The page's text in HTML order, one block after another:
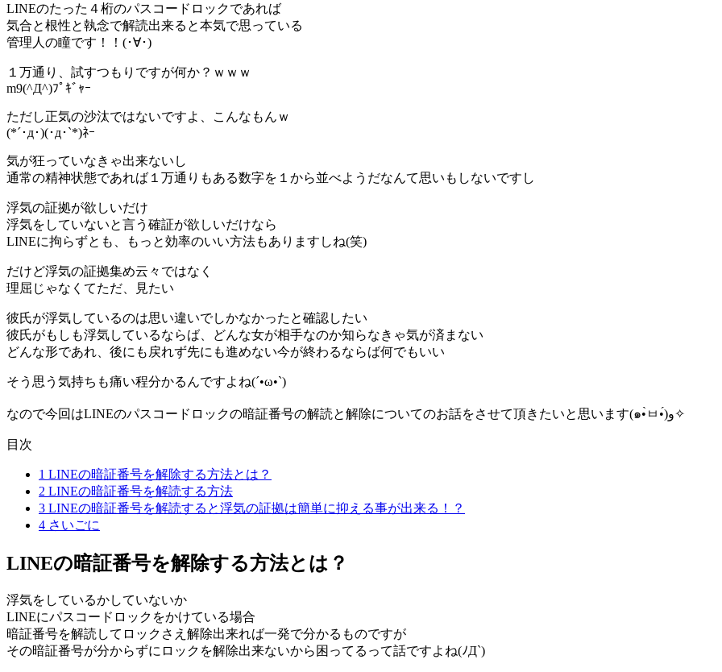
LINEのたった４桁のパスコードロックであれば
気合と根性と執念で解読出来ると本気で思っている
管理人の瞳です！！(･∀･)
１万通り、試すつもりですが何か？ｗｗｗ
m9(^Д^)ﾌﾟｷﾞｬｰ
ただし正気の沙汰ではないですよ、こんなもんｗ
(*´･д･)(･д･`*)ﾈｰ
気が狂っていなきゃ出来ないし
通常の精神状態であれば１万通りもある数字を１から並べようだなんて思いもしないですし
浮気の証拠が欲しいだけ
浮気をしていないと言う確証が欲しいだけなら
LINEに拘らずとも、もっと効率のいい方法もありますしね(笑)
だけど浮気の証拠集め云々ではなく
理屈じゃなくてただ、見たい
彼氏が浮気しているのは思い違いでしかなかったと確認したい
彼氏がもしも浮気しているならば、どんな女が相手なのか知らなきゃ気が済まない
どんな形であれ、後にも戻れず先にも進めない今が終わるならば何でもいい
そう思う気持ちも痛い程分かるんですよね(´•ω•`)
なので今回はLINEのパスコードロックの暗証番号の解読と解除についてのお話をさせて頂きたいと思います(๑•̀ㅂ•́)و✧
目次
1 LINEの暗証番号を解除する方法とは？
2 LINEの暗証番号を解読する方法
3 LINEの暗証番号を解読すると浮気の証拠は簡単に抑える事が出来る！？
4 さいごに
LINEの暗証番号を解除する方法とは？
浮気をしているかしていないか
LINEにパスコードロックをかけている場合
暗証番号を解読してロックさえ解除出来れば一発で分かるものですが
その暗証番号が分からずにロックを解除出来ないから困ってるって話ですよね(ﾉД`)